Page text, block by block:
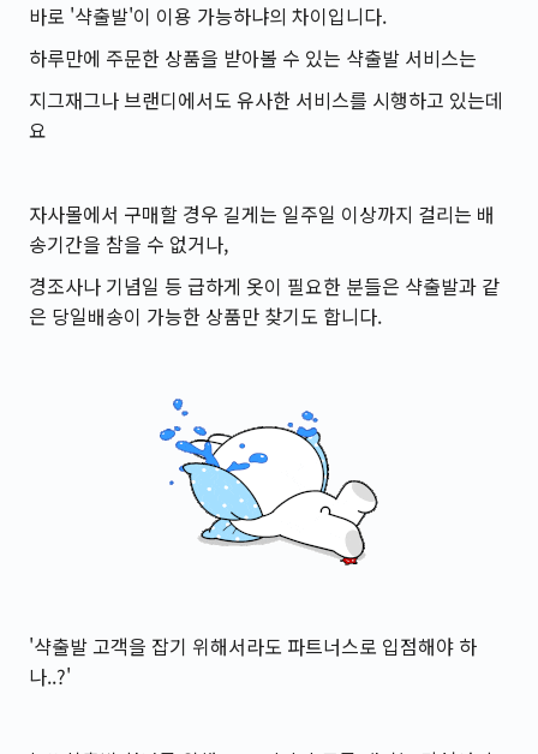
바로 '샥출발'이 이용 가능하냐의 차이입니다.
하루만에 주문한 상품을 받아볼 수 있는 샥출발 서비스는
지그재그나 브랜디에서도 유사한 서비스를 시행하고 있는데
요
자사몰에서 구매할 경우 길게는 일주일 이상까지 걸리는 배
송기간을 참을 수 없거나,
경조사나 기념일 등 급하게 옷이 필요한 분들은 샥출발과 같
은 당일배송이 가능한 상품만 찾기도 합니다.
'샥출발 고객을 잡기 위해서라도 파트너스로 입점해야 하
나..?'